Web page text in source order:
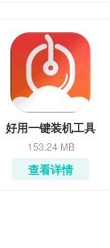
好用一键装机工具
153.24 MB
查看详情